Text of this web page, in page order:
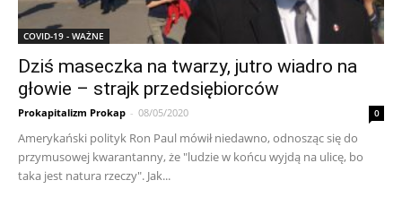
COVID-19 - WAŻNE
Dziś maseczka na twarzy, jutro wiadro na
głowie – strajk przedsiębiorców
Prokapitalizm Prokap - 08/05/2020 0
Amerykański polityk Ron Paul mówił niedawno, odnosząc się do
przymusowej kwarantanny, że "ludzie w końcu wyjdą na ulicę, bo
taka jest natura rzeczy". Jak...